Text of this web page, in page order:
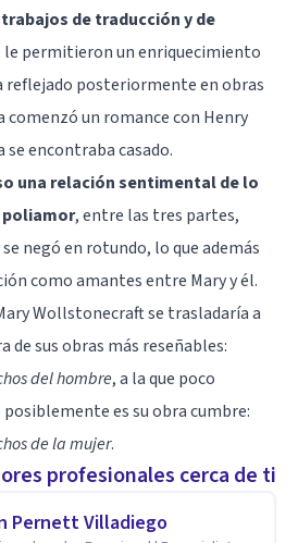
de traducción y de
le permitieron un enriquecimiento
reflejado posteriormente en obras
comenzó un romance con Henry
se encontraba casado.
una relación sentimental de lo
poliamor, entre las tres partes,
negó en rotundo, lo que además
como amantes entre Mary y él.
Wollstonecraft se trasladaría a
de sus obras más reseñables:
del hombre, a la que poco
posiblemente es su obra cumbre:
de la mujer.
profesionales cerca de ti
Pernett Villadiego